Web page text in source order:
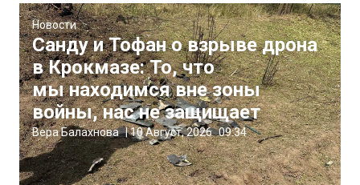
Новости
Санду и Тофан о взрыве дрона
в Крокмазе: То, что
мы находимся вне зоны
войны, нас не защищает
Вера Балахнова |10 Август, 2026 09:34